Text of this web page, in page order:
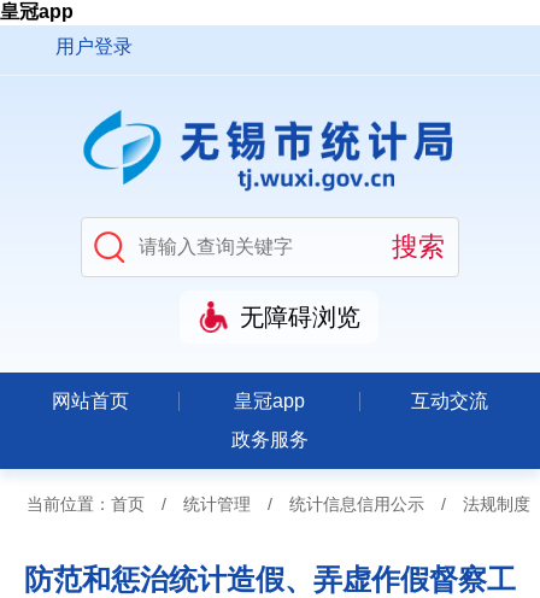
皇冠app
用户登录
无障碍浏览
网站首页 皇冠app
互动交流
政务服务
当前位置： 首页 / 统计管理 / 统计信息信用公示 / 法规制度
防范和惩治统计造假、弄虚作假督察工